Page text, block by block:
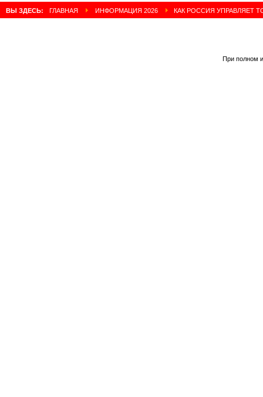
ВЫ ЗДЕСЬ: ГЛАВНАЯ ИНФОРМАЦИЯ 2026 КАК РОССИЯ УПРАВЛЯЕТ
При полном